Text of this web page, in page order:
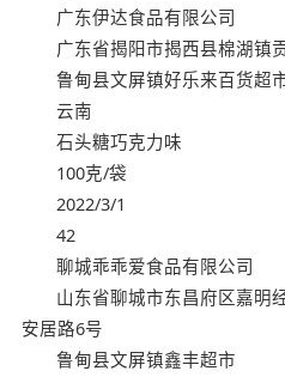
广东伊达食品有限公司
广东省揭阳市揭西县棉湖镇
鲁甸县文屏镇好乐来百货超
云南
石头糖巧克力味
100克/袋
2022/3/1
42
聊城乖乖爱食品有限公司
山东省聊城市东昌府区嘉明
安居路6号
鲁甸县文屏镇鑫丰超市